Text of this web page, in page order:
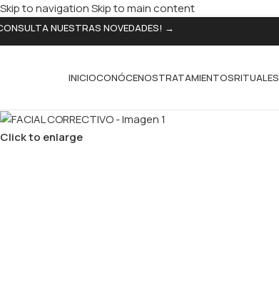
Skip to navigationSkip to main content
NUESTRAS NOVEDADES! →
INICIOCONÓCENOSTRATAMIENTOSRITUALES
Click to enlarge